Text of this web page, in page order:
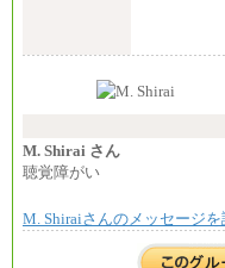
※入社後
す。
い職責を担
※上記に加
※試用期間
M. Shirai さん
聴覚障がい
M. Shiraiさんのメッセージを